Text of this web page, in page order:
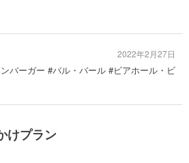
バーガー #バル・バール #ビアホール・ビ
2022年2月27日
けプラン